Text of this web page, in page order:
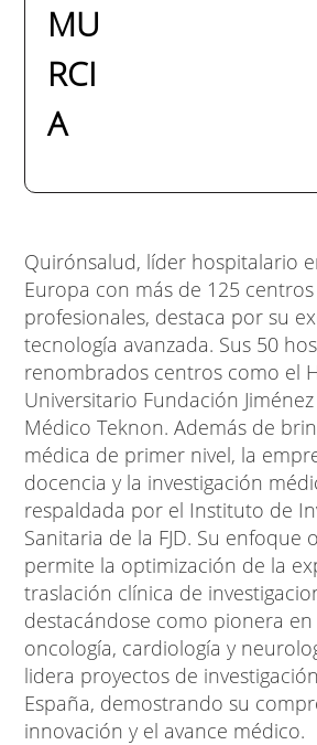
MU
RCI
A
Quirónsalud, líder hospitalario
Europa con más de 125 centros
profesionales, destaca por su
tecnología avanzada. Sus 50
renombrados centros como el
Universitario Fundación
Médico Teknon. Además de
médica de primer nivel, la
docencia y la investigación
respaldada por el Instituto de
Sanitaria de la FJD. Su enfoque
permite la optimización de la
traslación clínica de
destacándose como pionera
oncología, cardiología y
lidera proyectos de
España, demostrando su
innovación y el avance médico.